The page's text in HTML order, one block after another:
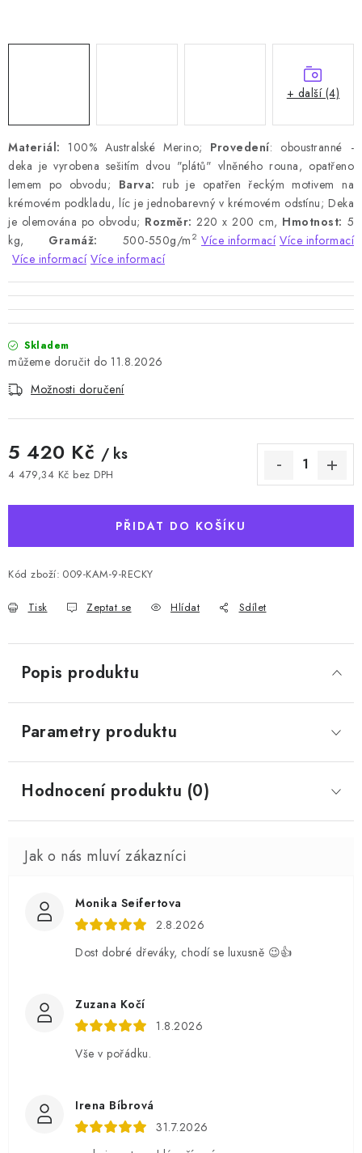
Materiál: 100% Australské Merino; Provedení: oboustranné -
deka je vyrobena sešitím dvou "plátů" vlněného rouna, opatřeno
lemem po obvodu; Barva: rub je opatřen řeckým motivem na
krémovém podkladu, líc je jednobarevný v krémovém odstínu; Deka
je olemována po obvodu; Rozměr: 220 x 200 cm, Hmotnost: 5
kg, Gramáž: 500-550g/m 2 Více informací Více informací
Více informací Více informací
Skladem
11.8.2026
Možnosti doručení
5 420 Kč / ks
4 479,34 Kč bez DPH
PŘIDAT DO KOŠÍKU
Kód zboží: 009-KAM-9-RECKY
Tisk Zeptat se Hlídat Sdílet
+ další (4)
Popis produktu
Parametry produktu
Hodnocení produktu (0)
Monika Seifertova
2.8.2026
Dost dobré dřeváky, chodí se luxusně 😉👍
Zuzana Kočí
1.8.2026
Vše v pořádku.
Irena Bíbrová
31.7.2026